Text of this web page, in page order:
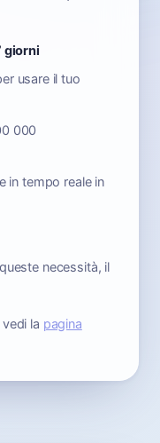
giorni
usare il tuo
000
in tempo reale in
necessità, il
la pagina